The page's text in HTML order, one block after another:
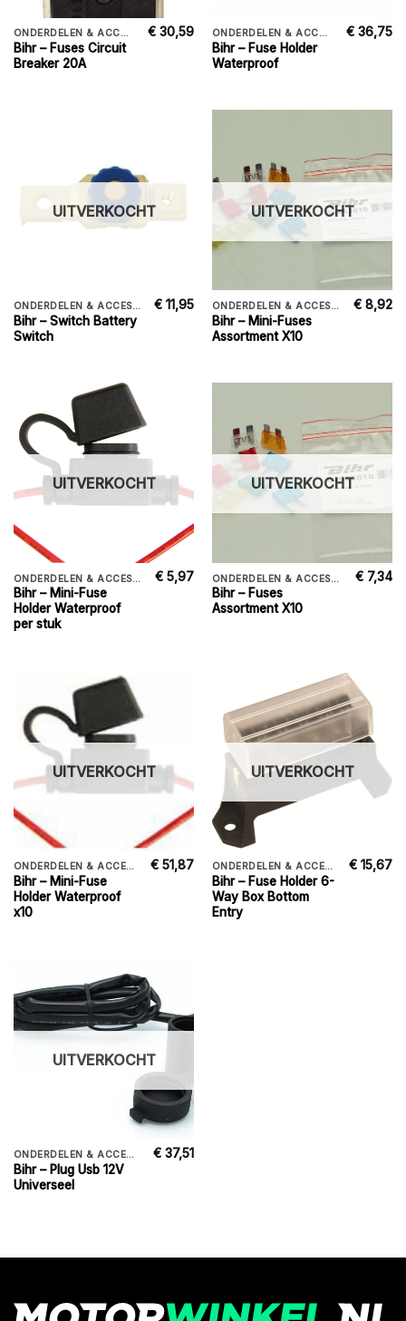
ONDERDELEN & ACCESSORIES
Bihr – Fuses Circuit
Breaker 20A
€ 30,59 ONDERDELEN & ACCESSORIES
Bihr – Fuse Holder
Waterproof
€ 36,75
UITVERKOCHT
ONDERDELEN & ACCESSORIES
Bihr – Switch Battery
Switch
€ 11,95
UITVERKOCHT
ONDERDELEN & ACCESSORIES
Bihr – Mini-Fuses
Assortment X10
€ 8,92
UITVERKOCHT
ONDERDELEN & ACCESSORIES
Bihr – Mini-Fuse
Holder Waterproof
per stuk
€ 5,97
UITVERKOCHT
ONDERDELEN & ACCESSORIES
Bihr – Fuses
Assortment X10
€ 7,34
UITVERKOCHT
ONDERDELEN & ACCESSORIES
Bihr – Mini-Fuse
Holder Waterproof
x10
€ 51,87
UITVERKOCHT
ONDERDELEN & ACCESSORIES
Bihr – Fuse Holder 6-
Way Box Bottom
Entry
€ 15,67
UITVERKOCHT
ONDERDELEN & ACCESSORIES
Bihr – Plug Usb 12V
Universeel
€ 37,51